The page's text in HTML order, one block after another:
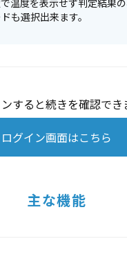
温度を表示せず判定結果
も選択出来ます。
すると続きを確認でき
ログイン画面はこちら
主な機能